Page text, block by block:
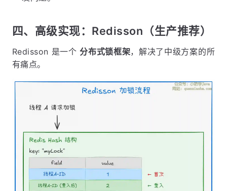
四、高级实现：Redisson（生产推荐）
Redisson 是一个分布式锁框架，解决了中级方案的所
有痛点。